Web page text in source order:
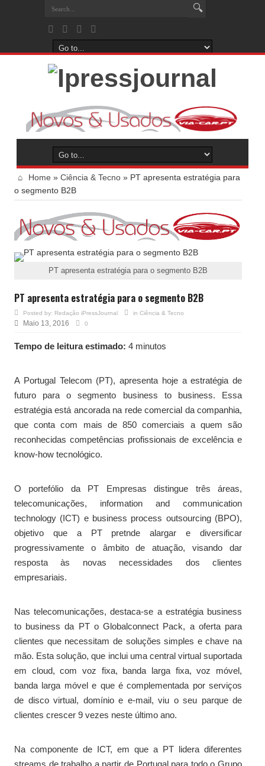
Home » Ciência & Tecno » PT apresenta estratégia para
o segmento B2B
PT apresenta estratégia para o segmento B2B
PT apresenta estratégia para o segmento B2B
Posted by: Redação iPressJournal in Ciência & Tecno
Maio 13, 2016 0
Tempo de leitura estimado: 4 minutos
A Portugal Telecom (PT), apresenta hoje a estratégia de
futuro para o segmento business to business. Essa
estratégia está ancorada na rede comercial da companhia,
que conta com mais de 850 comerciais a quem são
reconhecidas competências profissionais de excelência e
know-how tecnológico.
O portefólio da PT Empresas distingue três áreas,
telecomunicações, information and communication
technology (ICT) e business process outsourcing (BPO),
objetivo que a PT pretnde alargar e diversificar
progressivamente o âmbito de atuação, visando dar
resposta às novas necessidades dos clientes
empresariais.
Nas telecomunicações, destaca-se a estratégia business
to business da PT o Globalconnect Pack, a oferta para
clientes que necessitam de soluções simples e chave na
mão. Esta solução, que inclui uma central virtual suportada
em cloud, com voz fixa, banda larga fixa, voz móvel,
banda larga móvel e que é complementada por serviços
de disco virtual, domínio e e-mail, viu o seu parque de
clientes crescer 9 vezes neste último ano.
Na componente de ICT, em que a PT lidera diferentes
streams de trabalho a partir de Portugal para todo o Grupo